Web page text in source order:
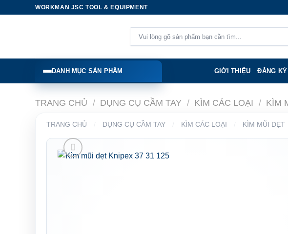
WORKMAN JSC TOOL & EQUIPMENT
kiếm:
DANH MỤC SẢN PHẨM GIỚI THIỆU ĐĂNG
TRANG CHỦ / DỤNG CỤ CẦM TAY / KÌM CÁC LOẠI / KÌM
TRANG CHỦ DỤNG CỤ CẦM TAY KÌM CÁC LOẠI KÌM MŨI DẸT